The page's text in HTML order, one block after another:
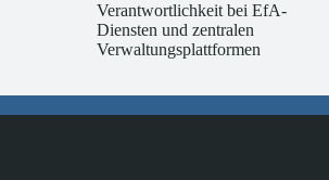
Verantwortlichkeit bei EfA-
Diensten und zentralen
Verwaltungsplattformen